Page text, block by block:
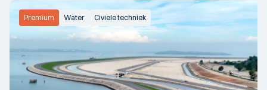
Premium Water Civiele techniek